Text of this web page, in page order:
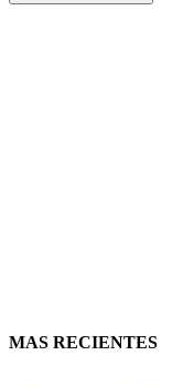
MAS RECIENTES